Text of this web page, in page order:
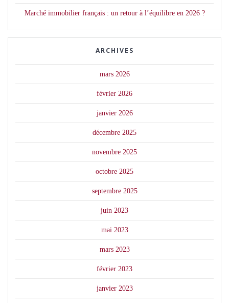
Marché immobilier français : un retour à l’équilibre en 2026 ?
ARCHIVES
mars 2026
février 2026
janvier 2026
décembre 2025
novembre 2025
octobre 2025
septembre 2025
juin 2023
mai 2023
mars 2023
février 2023
janvier 2023